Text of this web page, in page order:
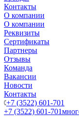
Контакты
О компании
О компании
Реквизиты
Сертификаты
Партнеры
Отзывы
Команда
Вакансии
Новости
Контакты
+7 (3522) 601-701
+7 (3522) 601-701